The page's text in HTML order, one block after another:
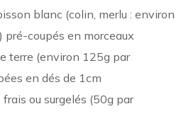
blanc (colin, merlu : environ
pré-coupés en morceaux
terre (environ 125g par
en dés de 1cm
ou surgelés (50g par